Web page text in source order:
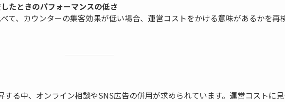
たときのパフォーマンスの低さ
て、カウンターの集客効果が低い場合、運営コストをかける意味があるかを再
る中、オンライン相談やSNS広告の併用が求められています。運営コストに